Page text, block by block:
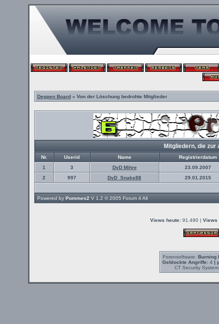
Deppen Board» Von der Löschung bedrohte Mitglieder
Mitgliedern, die
Nr. Userid Name
Registrierdatum
1
3 DvD Mihre
23.09.2007
2
997 DvD_Snake88 29.01.2015
Powered by Pommes2 V 1.2 © 2005 Forum 4 All
Views heute: 91.490 | Views
Forensoftware: Burning
Geblockte Angriffe:4 |
CT Security